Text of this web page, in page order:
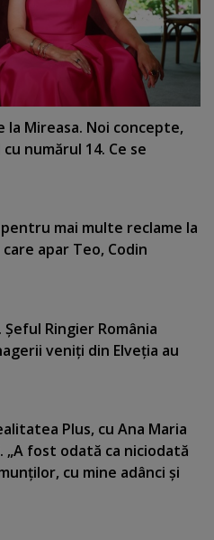
la Mireasa. Noi concepte,
numărul 14. Ce se
mai multe reclame la
apar Teo, Codin
Şeful Ringier România
veniţi din Elveţia au
Plus, cu Ana Maria
„A fost odată ca niciodată
cu mine adânci şi